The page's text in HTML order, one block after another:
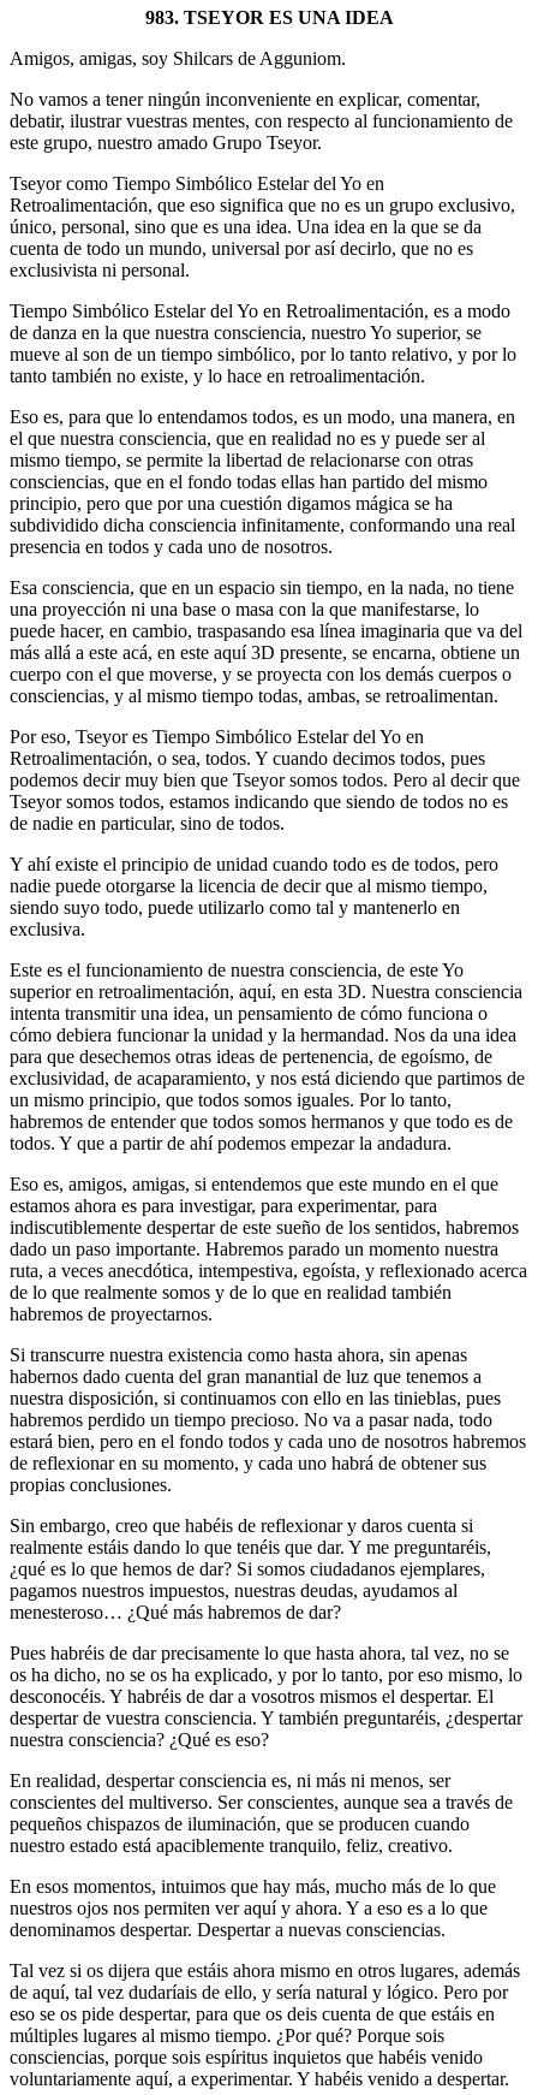
983. TSEYOR ES UNA IDEA
Amigos, amigas, soy Shilcars de Agguniom.
No vamos a tener ningún inconveniente en explicar, comentar,
debatir, ilustrar vuestras mentes, con respecto al funcionamiento de
este grupo, nuestro amado Grupo Tseyor.
Tseyor como Tiempo Simbólico Estelar del Yo en
Retroalimentación, que eso significa que no es un grupo exclusivo,
único, personal, sino que es una idea. Una idea en la que se da
cuenta de todo un mundo, universal por así decirlo, que no es
exclusivista ni personal.
Tiempo Simbólico Estelar del Yo en Retroalimentación, es a modo
de danza en la que nuestra consciencia, nuestro Yo superior, se
mueve al son de un tiempo simbólico, por lo tanto relativo, y por lo
tanto también no existe, y lo hace en retroalimentación.
Eso es, para que lo entendamos todos, es un modo, una manera, en
el que nuestra consciencia, que en realidad no es y puede ser al
mismo tiempo, se permite la libertad de relacionarse con otras
consciencias, que en el fondo todas ellas han partido del mismo
principio, pero que por una cuestión digamos mágica se ha
subdividido dicha consciencia infinitamente, conformando una real
presencia en todos y cada uno de nosotros.
Esa consciencia, que en un espacio sin tiempo, en la nada, no tiene
una proyección ni una base o masa con la que manifestarse, lo
puede hacer, en cambio, traspasando esa línea imaginaria que va del
más allá a este acá, en este aquí 3D presente, se encarna, obtiene un
cuerpo con el que moverse, y se proyecta con los demás cuerpos o
consciencias, y al mismo tiempo todas, ambas, se retroalimentan.
Por eso, Tseyor es Tiempo Simbólico Estelar del Yo en
Retroalimentación, o sea, todos. Y cuando decimos todos, pues
podemos decir muy bien que Tseyor somos todos. Pero al decir que
Tseyor somos todos, estamos indicando que siendo de todos no es
de nadie en particular, sino de todos.
Y ahí existe el principio de unidad cuando todo es de todos, pero
nadie puede otorgarse la licencia de decir que al mismo tiempo,
siendo suyo todo, puede utilizarlo como tal y mantenerlo en
exclusiva.
Este es el funcionamiento de nuestra consciencia, de este Yo
superior en retroalimentación, aquí, en esta 3D. Nuestra consciencia
intenta transmitir una idea, un pensamiento de cómo funciona o
cómo debiera funcionar la unidad y la hermandad. Nos da una idea
para que desechemos otras ideas de pertenencia, de egoísmo, de
exclusividad, de acaparamiento, y nos está diciendo que partimos de
un mismo principio, que todos somos iguales. Por lo tanto,
habremos de entender que todos somos hermanos y que todo es de
todos. Y que a partir de ahí podemos empezar la andadura.
Eso es, amigos, amigas, si entendemos que este mundo en el que
estamos ahora es para investigar, para experimentar, para
indiscutiblemente despertar de este sueño de los sentidos, habremos
dado un paso importante. Habremos parado un momento nuestra
ruta, a veces anecdótica, intempestiva, egoísta, y reflexionado acerca
de lo que realmente somos y de lo que en realidad también
habremos de proyectarnos.
Si transcurre nuestra existencia como hasta ahora, sin apenas
habernos dado cuenta del gran manantial de luz que tenemos a
nuestra disposición, si continuamos con ello en las tinieblas, pues
habremos perdido un tiempo precioso. No va a pasar nada, todo
estará bien, pero en el fondo todos y cada uno de nosotros habremos
de reflexionar en su momento, y cada uno habrá de obtener sus
propias conclusiones.
Sin embargo, creo que habéis de reflexionar y daros cuenta si
realmente estáis dando lo que tenéis que dar. Y me preguntaréis,
¿qué es lo que hemos de dar? Si somos ciudadanos ejemplares,
pagamos nuestros impuestos, nuestras deudas, ayudamos al
menesteroso… ¿Qué más habremos de dar?
Pues habréis de dar precisamente lo que hasta ahora, tal vez, no se
os ha dicho, no se os ha explicado, y por lo tanto, por eso mismo, lo
desconocéis. Y habréis de dar a vosotros mismos el despertar. El
despertar de vuestra consciencia. Y también preguntaréis, ¿despertar
nuestra consciencia? ¿Qué es eso?
En realidad, despertar consciencia es, ni más ni menos, ser
conscientes del multiverso. Ser conscientes, aunque sea a través de
pequeños chispazos de iluminación, que se producen cuando
nuestro estado está apaciblemente tranquilo, feliz, creativo.
En esos momentos, intuimos que hay más, mucho más de lo que
nuestros ojos nos permiten ver aquí y ahora. Y a eso es a lo que
denominamos despertar. Despertar a nuevas consciencias.
Tal vez si os dijera que estáis ahora mismo en otros lugares, además
de aquí, tal vez dudaríais de ello, y sería natural y lógico. Pero por
eso se os pide despertar, para que os deis cuenta de que estáis en
múltiples lugares al mismo tiempo. ¿Por qué? Porque sois
consciencias, porque sois espíritus inquietos que habéis venido
voluntariamente aquí, a experimentar. Y habéis venido a despertar.